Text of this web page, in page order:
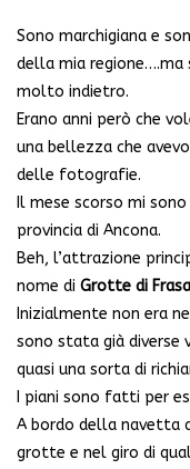
Sono marchigiana e
della mia regione….ma
molto indietro.
Erano anni però che
una bellezza che
delle fotografie.
Il mese scorso mi
provincia di Ancona.
Beh, l’attrazione
nome di Grotte di
Inizialmente non era
sono stata già diverse
quasi una sorta di
I piani sono fatti per
A bordo della navetta
grotte e nel giro di